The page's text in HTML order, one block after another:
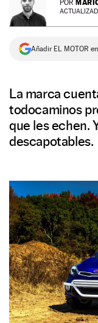
NEWSLETTER
SÍGUENOS
POR
Añadir EL MOTOR
La marca
todocaminos
que les echen.
descapotables.